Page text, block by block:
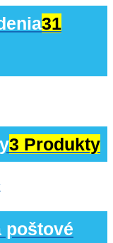
31
3 Produkty
poštové